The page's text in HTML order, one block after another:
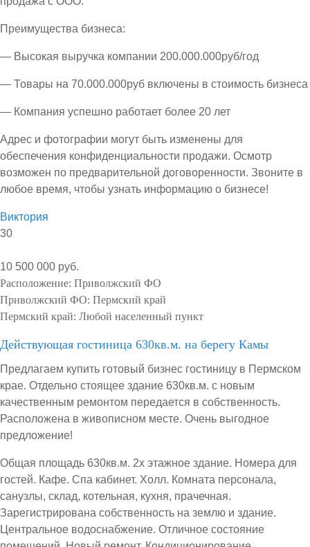
Преимущества бизнеса:
— Высокая выручка компании 200.000.000руб/год
— Товары на 70.000.000руб включены в стоимость бизнеса
— Компания успешно работает более 20 лет
Адрес и фотографии могут быть изменены для
обеспечения конфиденциальности продажи. Осмотр
возможен по предварительной договоренности. Звоните в
любое время, чтобы узнать информацию о бизнесе!
Виктория
30
10 500 000 руб.
Расположение: Приволжский ФО
Приволжский ФО: Пермский край
Пермский край: Любой населенный пункт
Действующая гостиница 630кв.м. на берегу Камы
Предлагаем купить готовый бизнес гостиницу в Пермском
крае. Отдельно стоящее здание 630кв.м. с новым
качественным ремонтом передается в собственность.
Расположена в живописном месте. Очень выгодное
предложение!
Общая площадь 630кв.м. 2х этажное здание. Номера для
гостей. Кафе. Спа кабинет. Холл. Комната персонала,
санузлы, склад, котельная, кухня, прачечная.
Зарегистрирована собственность на землю и здание.
Центральное водоснабжение. Отличное состояние